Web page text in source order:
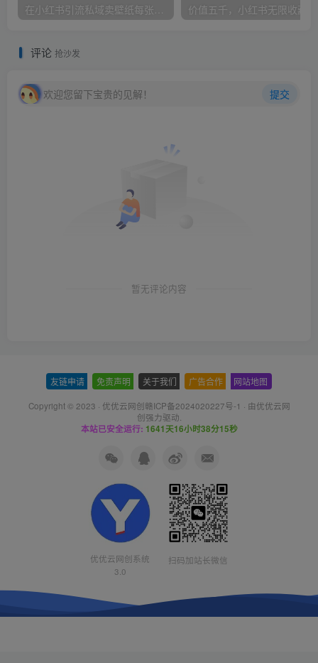
在小红书引流私域卖壁纸每张29元单日最高卖出200张(0-1搭建教程)
评论 抢沙发
欢迎您留下宝贵的见解！ 提交
暂无评论内容
友链申请 免责声明 关于我们 广告合作 网站地图
Copyright © 2023 · 优优云网创赣ICP备2024020227号-1 · 由优优云网
创强力驱动.
本站已安全运行: 1641天16小时38分16秒
优优云网创系统
3.0
扫码加站长微信